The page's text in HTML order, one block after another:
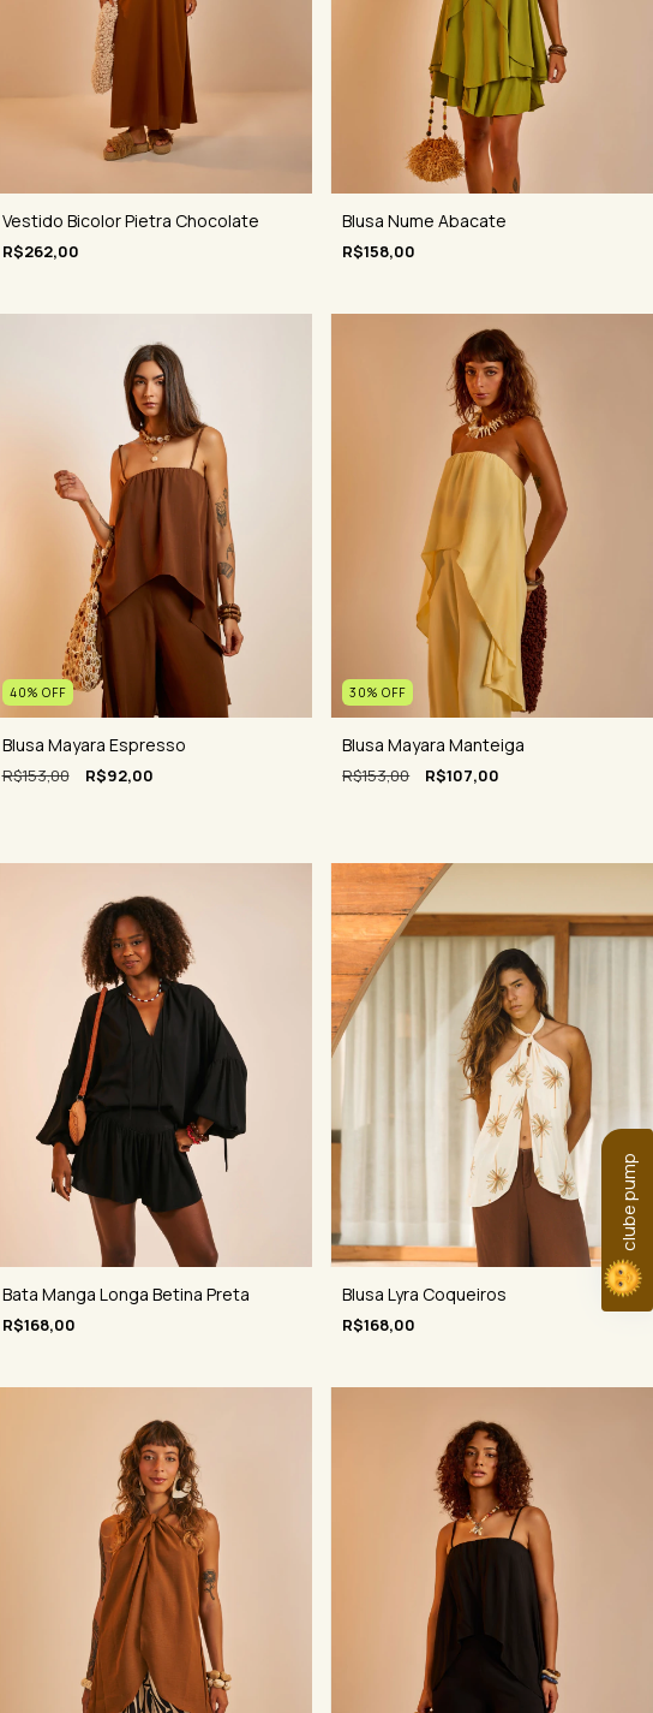
Vestido Bicolor Pietra Chocolate
R$262,00
Blusa Nume Abacate
R$158,00
40% OFF
Blusa Mayara Espresso
R$153,00 R$92,00
30%OFF
Blusa Mayara Manteiga
R$153,00 R$107,00
Bata Manga Longa Betina Preta
R$168,00
Blusa Lyra Coqueiros
R$168,00
clube pump